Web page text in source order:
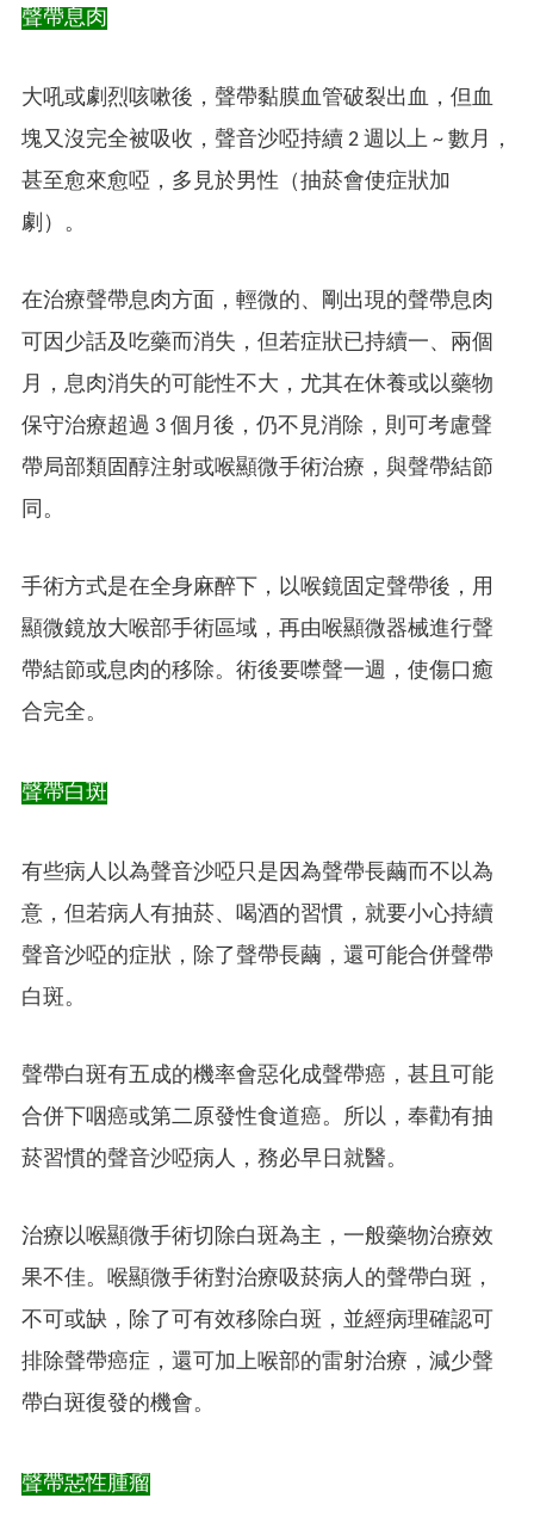
聲帶息肉
大吼或劇烈咳嗽後，聲帶黏膜血管破裂出血，但血
塊又沒完全被吸收，聲音沙啞持續 2 週以上 ~ 數月，
甚至愈來愈啞，多見於男性（抽菸會使症狀加
劇）。
在治療聲帶息肉方面，輕微的、剛出現的聲帶息肉
可因少話及吃藥而消失，但若症狀已持續一、兩個
月，息肉消失的可能性不大，尤其在休養或以藥物
保守治療超過 3 個月後，仍不見消除，則可考慮聲
帶局部類固醇注射或喉顯微手術治療，與聲帶結節
同。
手術方式是在全身麻醉下，以喉鏡固定聲帶後，用
顯微鏡放大喉部手術區域，再由喉顯微器械進行聲
帶結節或息肉的移除。術後要噤聲一週，使傷口癒
合完全。
聲帶白斑
有些病人以為聲音沙啞只是因為聲帶長繭而不以為
意，但若病人有抽菸、喝酒的習慣，就要小心持續
聲音沙啞的症狀，除了聲帶長繭，還可能合併聲帶
白斑。
聲帶白斑有五成的機率會惡化成聲帶癌，甚且可能
合併下咽癌或第二原發性食道癌。所以，奉勸有抽
菸習慣的聲音沙啞病人，務必早日就醫。
治療以喉顯微手術切除白斑為主，一般藥物治療效
果不佳。喉顯微手術對治療吸菸病人的聲帶白斑，
不可或缺，除了可有效移除白斑，並經病理確認可
排除聲帶癌症，還可加上喉部的雷射治療，減少聲
帶白斑復發的機會。
聲帶惡性腫瘤